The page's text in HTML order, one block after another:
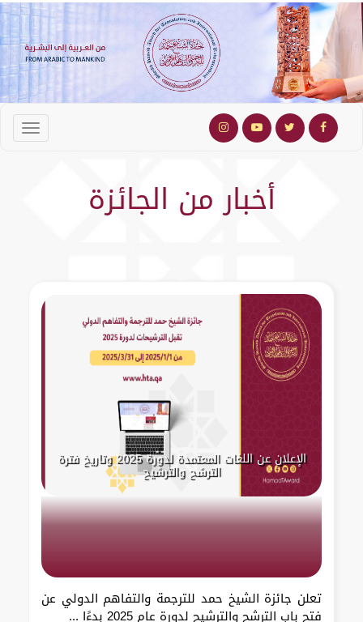
أخبار من الجائزة
الإعلان عن اللغات المعتمدة لدورة 2025 وتاريخ فترة
الترشح والترشيح
تعلن جائزة الشيخ حمد للترجمة والتفاهم الدولي عن
فتح باب الترشح والترشيح لدورة عام 2025 بدءًا ...